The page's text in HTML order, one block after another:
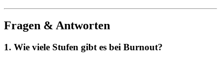
Fragen & Antworten
1. Wie viele Stufen gibt es bei Burnout?